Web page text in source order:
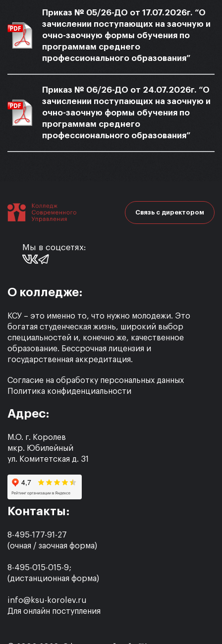
Приказ № 05/26-ДО от 17.07.2026г. “О
зачислении поступающих на заочную и
очно-заочную формы обучения по
программам среднего
профессионального образования”
Приказ № 06/26-ДО от 24.07.2026г. “О
зачислении поступающих на заочную и
очно-заочную формы обучения по
программам среднего
профессионального образования”
Связь с директором
Мы в соцсетях:
О колледже:
КСУ – это именно то, что нужно молодежи. Это
богатая студенческая жизнь, широкий выбор
специальностей и, конечно же, качественное
образование. Бессрочная лицензия и
государственная аккредитация.
Согласие на обработку персональных данных
Политика конфиденциальности
Адрес:
М.О. г. Королев
мкр. Юбилейный
ул. Комитетская д. 31
Контакты:
8-495-177-91-27
(очная / заочная форма)
8-495-015-015-9;
(дистанционная форма)
info@ksu-korolev.ru
Для онлайн поступления